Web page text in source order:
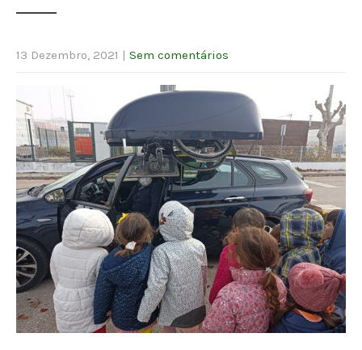
13 Dezembro, 2021 | Sem comentários